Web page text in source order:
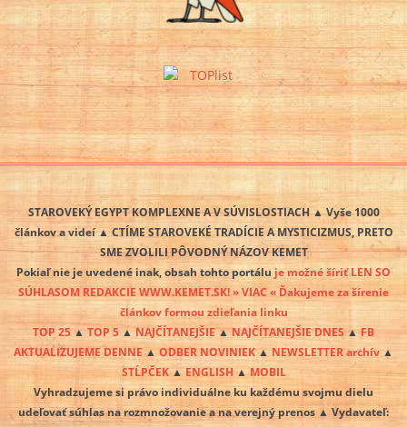
STAROVEKÝ EGYPT KOMPLEXNE A V SÚVISLOSTIACH ▲ Vyše 1000
článkov a videí ▲ CTÍME STAROVEKÉ TRADÍCIE A MYSTICIZMUS, PRETO
SME ZVOLILI PÔVODNÝ NÁZOV KEMET
Pokiaľ nie je uvedené inak, obsah tohto portálu je možné šíriť LEN SO
SÚHLASOM REDAKCIE WWW.KEMET.SK! » VIAC « Ďakujeme za šírenie
článkov formou zdieľania linku
TOP 25 ▲ TOP 5▲NAJČÍTANEJŠIE▲NAJČÍTANEJŠIE DNES ▲FB
AKTUALIZUJEME DENNE▲ODBER NOVINIEK▲NEWSLETTER archív ▲
STĹPČEK▲ENGLISH▲MOBIL
Vyhradzujeme si právo individuálne ku každému svojmu dielu
udeľovať súhlas na rozmnožovanie a na verejný prenos ▲ Vydavateľ: